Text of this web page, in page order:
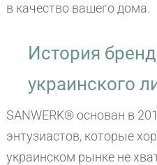
в качество вашего дома.
История
украинского
SANWERK® основан в
энтузиастов, которые
украинском рынке не